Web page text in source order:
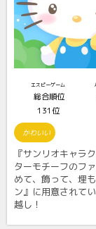
エスピーゲーム
総合順位
131位
かわいい
『サンリオキャラ
ターモチーフのフ
めて、飾って、埋
ン』に用意されて
越し！